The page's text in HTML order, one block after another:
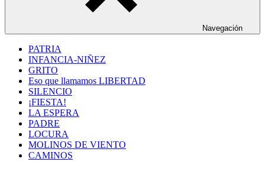
Navegación
PATRIA
INFANCIA-NIÑEZ
GRITO
Eso que llamamos LIBERTAD
SILENCIO
¡FIESTA!
LA ESPERA
PADRE
LOCURA
MOLINOS DE VIENTO
CAMINOS